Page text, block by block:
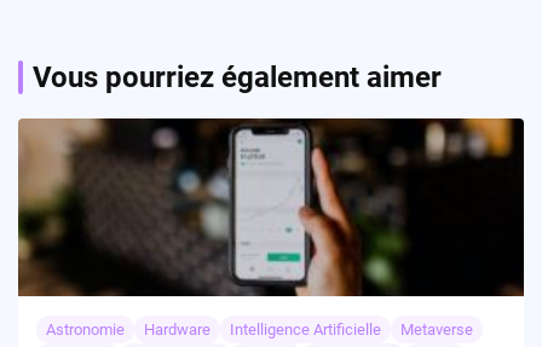
Vous pourriez également aimer
Astronomie Hardware Intelligence Artificielle
Metaverse